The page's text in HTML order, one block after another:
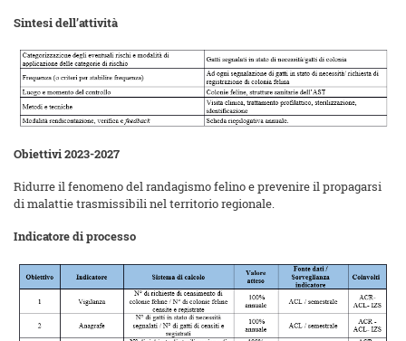
Sintesi dell’attività
Obiettivi 2023-2027
Ridurre il fenomeno del randagismo felino e prevenire il propagarsi
di malattie trasmissibili nel territorio regionale.
Indicatore di processo